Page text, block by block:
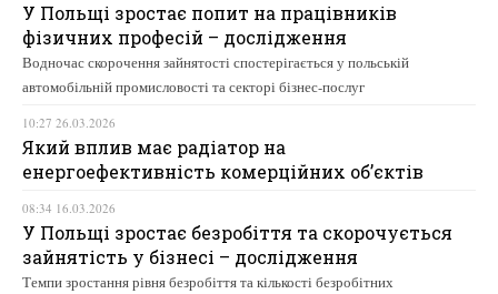
У Польщі зростає попит на працівників
фізичних професій – дослідження
Водночас скорочення зайнятості спостерігається у польській
автомобільній промисловості та секторі бізнес-послуг
10:27 26.03.2026
Який вплив має радіатор на
енергоефективність комерційних об’єктів
08:34 16.03.2026
У Польщі зростає безробіття та скорочується
зайнятість у бізнесі – дослідження
Темпи зростання рівня безробіття та кількості безробітних